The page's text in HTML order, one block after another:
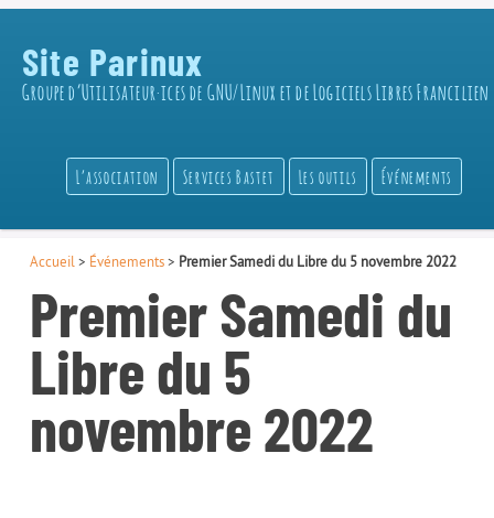
Site Parinux
Groupe d’Utilisateur·ices de GNU/Linux et de Logiciels Libres Francilien
L’association Services Bastet Les outils Événements
Accueil > Événements> Premier Samedi du Libre du 5 novembre 2022
Premier Samedi du
Libre du 5
novembre 2022